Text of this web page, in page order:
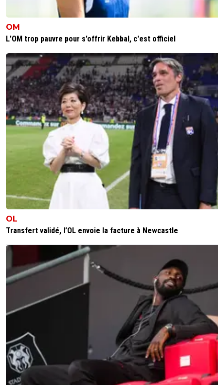
OM
L'OM trop pauvre pour s'offrir Kebbal, c'est officiel
OL
Transfert validé, l’OL envoie la facture à Newcastle